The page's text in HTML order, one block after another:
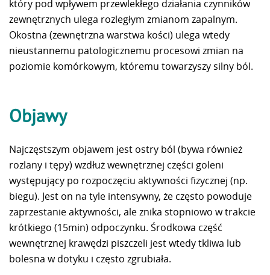
który pod wpływem przewlekłego działania czynników
zewnętrznych ulega rozległym zmianom zapalnym.
Okostna (zewnętrzna warstwa kości) ulega wtedy
nieustannemu patologicznemu procesowi zmian na
poziomie komórkowym, któremu towarzyszy silny ból.
Objawy
Najczęstszym objawem jest ostry ból (bywa również
rozlany i tępy) wzdłuż wewnętrznej części goleni
występujący po rozpoczęciu aktywności fizycznej (np.
biegu). Jest on na tyle intensywny, że często powoduje
zaprzestanie aktywności, ale znika stopniowo w trakcie
krótkiego (15min) odpoczynku. Środkowa część
wewnętrznej krawędzi piszczeli jest wtedy tkliwa lub
bolesna w dotyku i często zgrubiała.